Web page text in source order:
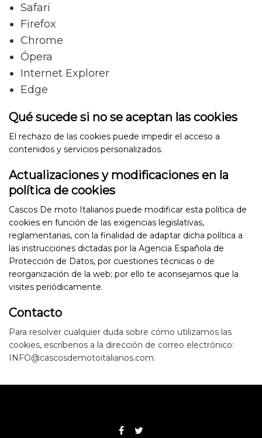
Safari
Firefox
Chrome
Ópera
Internet Explorer
Edge
Qué sucede si no se aceptan las cookies
El rechazo de las cookies puede impedir el acceso a
contenidos y servicios personalizados.
Actualizaciones y modificaciones en la
política de cookies
Cascos De moto Italianos puede modificar esta política de
cookies en función de las exigencias legislativas,
reglamentarias, con la finalidad de adaptar dicha política a
las instrucciones dictadas por la Agencia Española de
Protección de Datos, por cuestiones técnicas o de
reorganización de la web; por ello te aconsejamos que la
visites periódicamente.
Contacto
Para resolver cualquier duda sobre cómo utilizamos las
cookies, escríbenos a la dirección de correo electrónico:
INFO@cascosdemotoitalianos.com.